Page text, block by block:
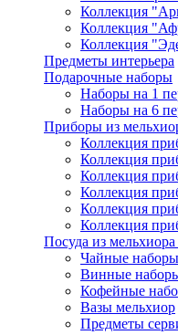
Коллекция
Коллекция
Коллекция
Предметы интерьера
Подарочные наборы
Наборы на 1
Наборы на 6
Приборы из
Коллекция
Коллекция
Коллекция
Коллекция
Коллекция
Коллекция
Посуда из
Чайные
Винные
Кофейные
Вазы мельхиор
Предметы